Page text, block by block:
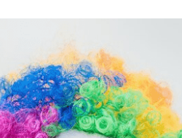
Quero